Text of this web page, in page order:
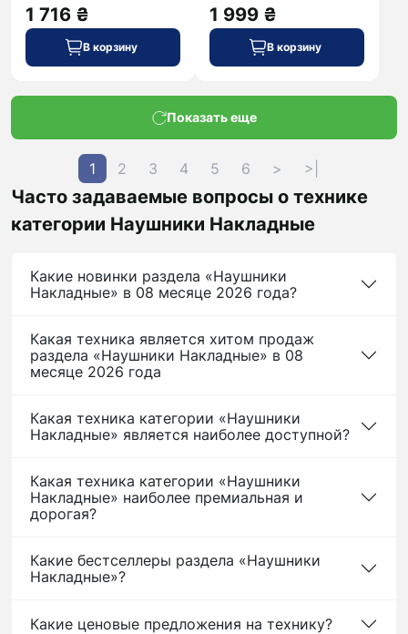
1 716 ₴
В корзину
1 999 ₴
В корзину
Показать еще
1 2 3 4 5 6 > >|
Часто задаваемые вопросы о технике
категории Наушники Накладные
Какие новинки раздела «Наушники
Накладные» в 08 месяце 2026 года?
Какая техника является хитом продаж
раздела «Наушники Накладные» в 08
месяце 2026 года
Какая техника категории «Наушники
Накладные» является наиболее доступной?
Какая техника категории «Наушники
Накладные» наиболее премиальная и
дорогая?
Какие бестселлеры раздела «Наушники
Накладные»?
Какие ценовые предложения на технику?